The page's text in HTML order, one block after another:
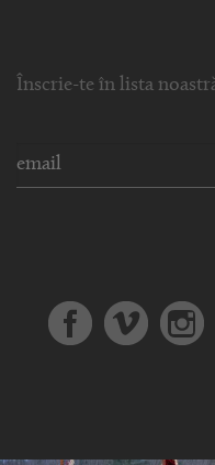
Înscrie-te în lista